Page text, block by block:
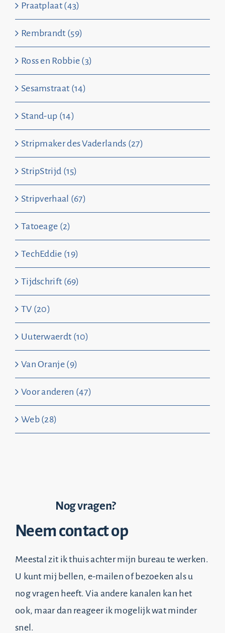
Praatplaat (43)
Rembrandt (59)
Ross en Robbie (3)
Sesamstraat (14)
Stand-up (14)
Stripmaker des Vaderlands (27)
StripStrijd (15)
Stripverhaal (67)
Tatoeage (2)
TechEddie (19)
Tijdschrift (69)
TV (20)
Uuterwaerdt (10)
Van Oranje (9)
Voor anderen (47)
Web (28)
Nog vragen?
Neem contact op
Meestal zit ik thuis achter mijn bureau te werken.
U kunt mij bellen, e-mailen of bezoeken als u
nog vragen heeft. Via andere kanalen kan het
ook, maar dan reageer ik mogelijk wat minder
snel.